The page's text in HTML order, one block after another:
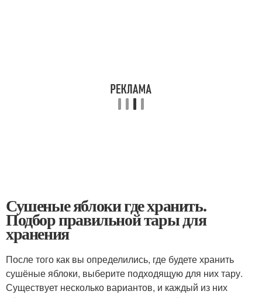
Сушеные яблоки где хранить.
Подбор правильной тары для
хранения
После того как вы определились, где будете хранить
сушёные яблоки, выберите подходящую для них тару.
Существует несколько вариантов, и каждый из них